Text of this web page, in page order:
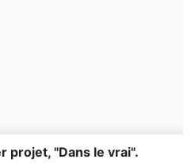
projet, "Dans le vrai".